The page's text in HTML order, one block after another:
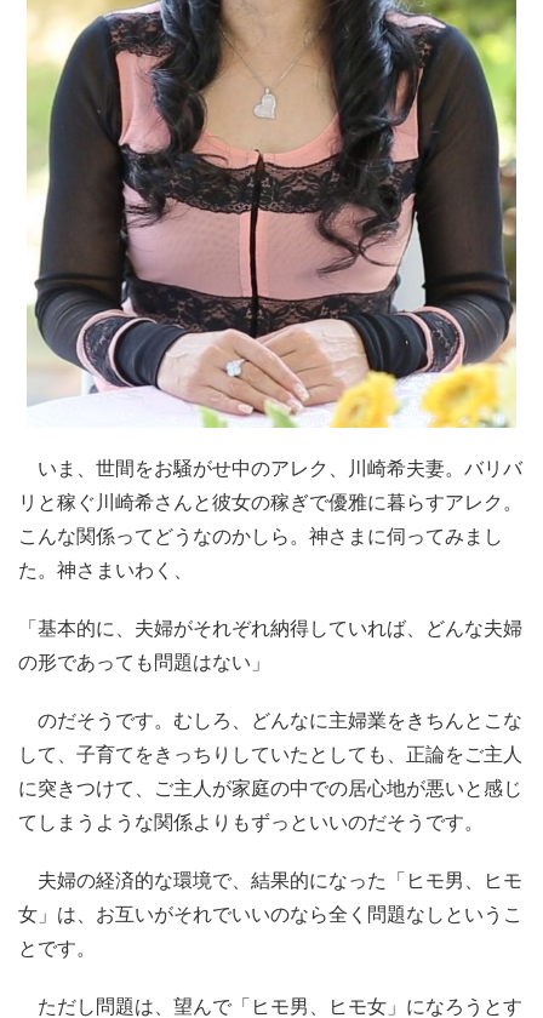
いま、世間をお騒がせ中のアレク、川崎希夫妻。バリバ
リと稼ぐ川崎希さんと彼女の稼ぎで優雅に暮らすアレク。
こんな関係ってどうなのかしら。神さまに伺ってみまし
た。神さまいわく、
「基本的に、夫婦がそれぞれ納得していれば、どんな夫婦
の形であっても問題はない」
のだそうです。むしろ、どんなに主婦業をきちんとこな
して、子育てをきっちりしていたとしても、正論をご主人
に突きつけて、ご主人が家庭の中での居心地が悪いと感じ
てしまうような関係よりもずっといいのだそうです。
夫婦の経済的な環境で、結果的になった「ヒモ男、ヒモ
女」は、お互いがそれでいいのなら全く問題なしというこ
とです。
ただし問題は、望んで「ヒモ男、ヒモ女」になろうとす